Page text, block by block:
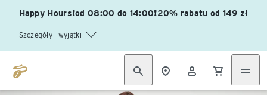
Happy Hours❗od 08:00 do 14:00❗20% rabatu od 149 zł
Szczegóły i wyjątki